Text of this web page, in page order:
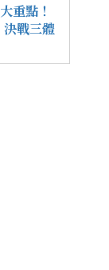
重點！
決戰三體